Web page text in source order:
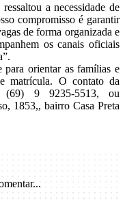
a necessidade de
compromisso é garantir
de forma organizada e
os canais oficiais
para orientar as famílias e
matrícula. O contato da
9 9235-5513, ou
1853,, bairro Casa Preta